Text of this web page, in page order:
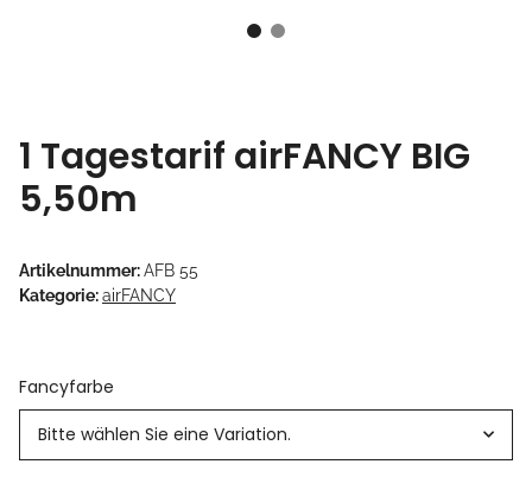
1 Tagestarif airFANCY BIG
5,50m
Artikelnummer:AFB 55
Kategorie:airFANCY
Fancyfarbe
Bitte wählen Sie eine Variation.